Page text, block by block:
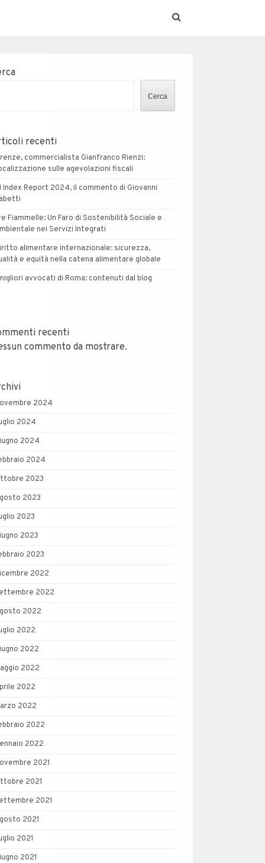
Cerca
recenti
commercialista Gianfranco Rienzi:
sulle agevolazioni fiscali
Index Report 2024, il commento di Giovanni
Fiammelle: Un Faro di Sostenibilità Sociale e
nei Servizi Integrati
alimentare internazionale: sicurezza,
e equità nella catena alimentare globale
avvocati di Roma: contenuti dal blog
recenti
commento da mostrare.
2024
2024
2024
2024
2023
2023
2023
2023
2023
2022
2022
2022
2022
2022
2022
2022
2022
2022
2022
2021
2021
2021
2021
2021
2021